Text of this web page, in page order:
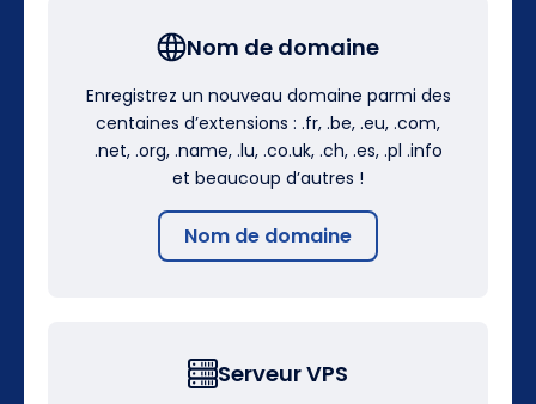
Nom de domaine
Enregistrez un nouveau domaine parmi des
centaines d’extensions : .fr, .be, .eu, .com,
.net, .org, .name, .lu, .co.uk, .ch, .es, .pl .info
et beaucoup d’autres !
Nom de domaine
Serveur VPS